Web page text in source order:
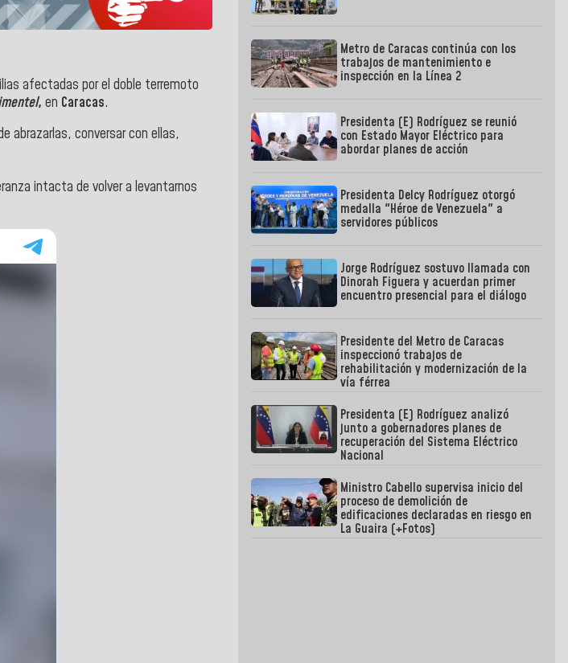
afectadas por el doble terremoto
, en Caracas.
abrazarlas, conversar con ellas,
intacta de volver a levantarnos
Metro de Caracas continúa con los
trabajos de mantenimiento e
inspección en la Línea 2
Presidenta (E) Rodríguez se reunió
con Estado Mayor Eléctrico para
abordar planes de acción
Presidenta Delcy Rodríguez otorgó
medalla "Héroe de Venezuela" a
servidores públicos
Jorge Rodríguez sostuvo llamada con
Dinorah Figuera y acuerdan primer
encuentro presencial para el diálogo
Presidente del Metro de Caracas
inspeccionó trabajos de
rehabilitación y modernización de la
vía férrea
Presidenta (E) Rodríguez analizó
junto a gobernadores planes de
recuperación del Sistema Eléctrico
Nacional
Ministro Cabello supervisa inicio del
proceso de demolición de
edificaciones declaradas en riesgo en
La Guaira (+Fotos)